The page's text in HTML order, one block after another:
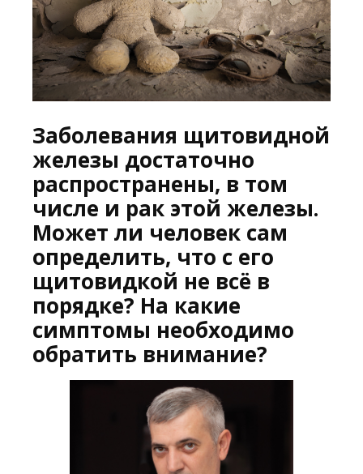
Заболевания щитовидной
железы достаточно
распространены, в том
числе и рак этой железы.
Может ли человек сам
определить, что с его
щитовидкой не всё в
порядке? На какие
симптомы необходимо
обратить внимание?